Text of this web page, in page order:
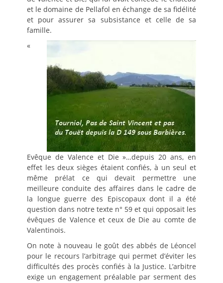
et le domaine de Pellafol en échange de sa fidélité
et pour assurer sa subsistance et celle de sa
famille.
«
Evêque de Valence et Die »…depuis 20 ans, en
effet les deux sièges étaient confiés, à un seul et
même prélat ce qui devait permettre une
meilleure conduite des affaires dans le cadre de
la longue guerre des Episcopaux dont il a été
question dans notre texte n° 59 et qui opposait les
évêques de Valence et ceux de Die au comte de
Valentinois.
On note à nouveau le goût des abbés de Léoncel
pour le recours l’arbitrage qui permet d’éviter les
difficultés des procès confiés à la Justice. L’arbitre
exige un engagement préalable par serment des